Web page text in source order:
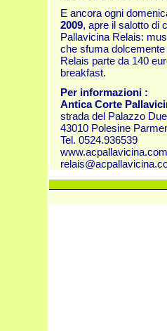
E ancora ogni
2009, apre il salotto di
Pallavicina Relais:
che sfuma
Relais parte da 140
breakfast.
Per informazioni :
Antica Corte
strada del Palazzo
43010 Polesine
Tel. 0524.936539